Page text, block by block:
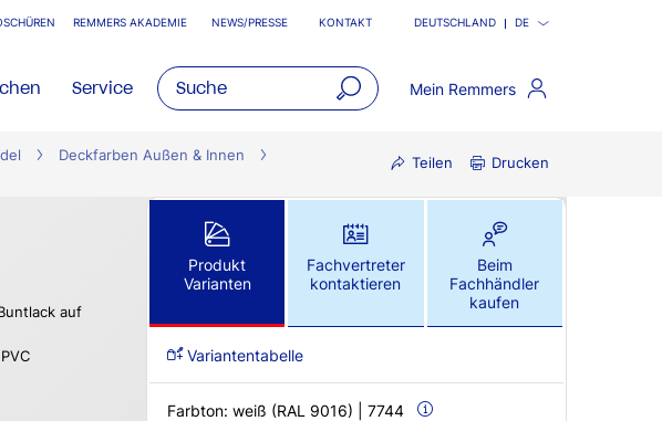
REMMERS AKADEMIE NEWS/PRESSE KONTAKT DEUTSCHLAND DE
Service Mein Remmers
Deckfarben Außen & Innen
Teilen Drucken
auf
Produkt
Varianten
Fachvertreter
kontaktieren
Beim
Fachhändler
kaufen
Variantentabelle
Farbton: weiß (RAL 9016) | 7744